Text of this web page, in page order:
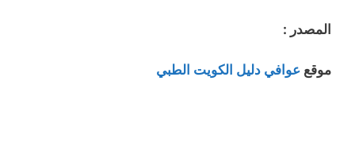
المصدر :
موقع عوافي دليل الكويت الطبي